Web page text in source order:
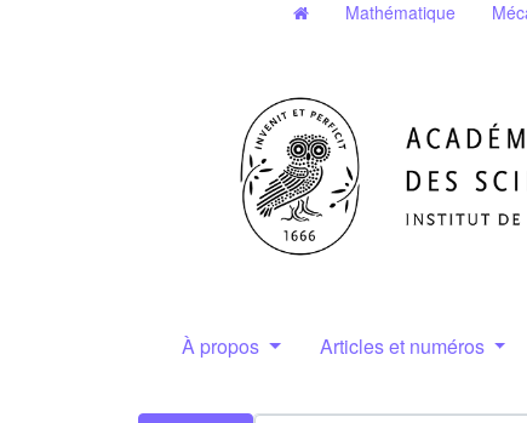
Mathématique
À propos Articles et numéros